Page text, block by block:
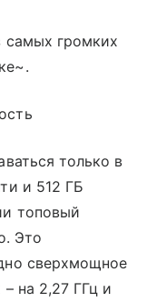
самых громких
только в
и 512 ГБ
топовый
Это
сверхмощное
на 2,27 ГГц и